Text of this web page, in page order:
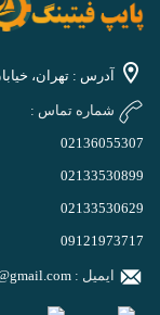
آدرس : تهران،
شماره تماس :
02136055307
02133530899
02133530629
09121973717
ایمیل :